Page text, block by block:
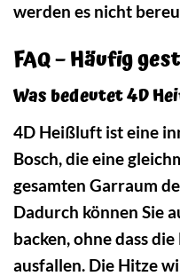
werden es nicht
FAQ – Häufig
Was bedeutet 4D
4D Heißluft ist eine
Bosch, die eine
gesamten Garraum
Dadurch können Sie
backen, ohne dass
ausfallen. Die Hitze